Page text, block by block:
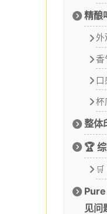
精酿
外
香
口
杯
整体
🏆
见问